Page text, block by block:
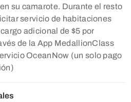
su camarote. Durante el resto
servicio de habitaciones
adicional de $5 por
de la App MedallionClass
OceanNow (un solo pago